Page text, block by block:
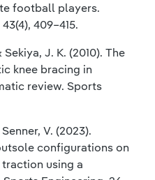
football players.
409–415.
J. K. (2010). The
knee bracing in
review. Sports
V. (2023).
configurations on
using a